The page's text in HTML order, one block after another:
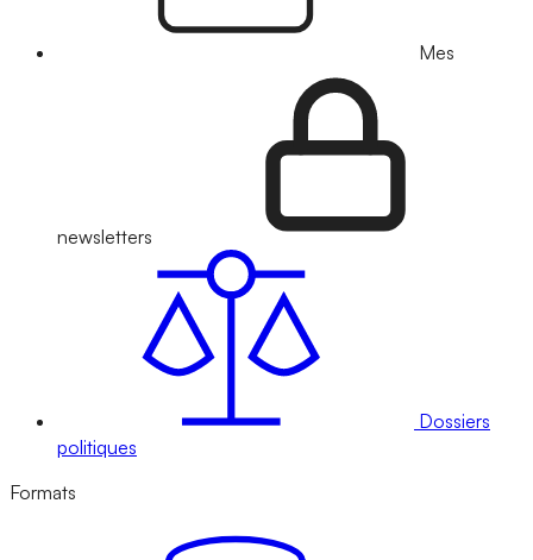
Mes
newsletters
Dossiers
politiques
Formats